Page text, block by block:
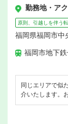
勤務地・ア
原則、引越しを伴う
福岡県福岡市中
福岡市地下
同じエリアで似
介いたします。